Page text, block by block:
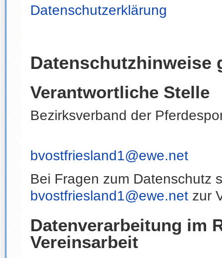
Datenschutzerklärung
Datenschutzhinweise
Verantwortliche Stelle
Bezirksverband der
bvostfriesland1@ewe.net
Bei Fragen zum Datenschutz
bvostfriesland1@ewe.netzur
Datenverarbeitung im
Vereinsarbeit